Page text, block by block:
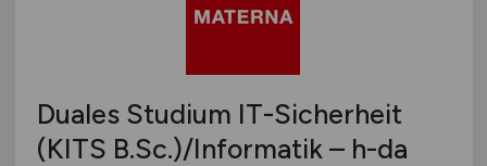
Duales Studium IT-Sicherheit
(KITS B.Sc.)/Informatik – h-da